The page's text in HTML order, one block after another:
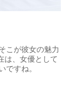
こが彼女の魅力
は、女優として
ですね。